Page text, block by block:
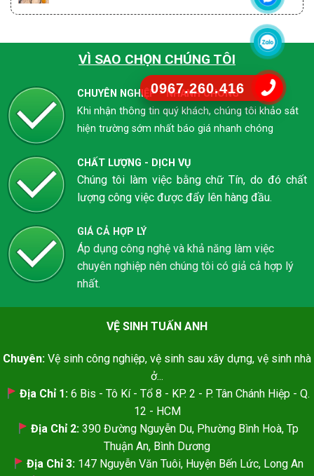
0967.260.416
VÌ SAO CHỌN CHÚNG TÔI
CHUYÊN NGHIỆP - NHANH CHÓNG
Khi nhận thông tin quý khách, chúng tôi khảo sát
hiện trường sớm nhất báo giá nhanh chóng
CHẤT LƯỢNG - DỊCH VỤ
Chúng tôi làm việc bằng chữ Tín, do đó chất
lượng công việc được đẩy lên hàng đầu.
GIÁ CẢ HỢP LÝ
Áp dụng công nghệ và khả năng làm việc
chuyên nghiệp nên chúng tôi có giả cả hợp lý
nhất.
VỆ SINH TUẤN ANH
Chuyên: Vệ sinh công nghiệp, vệ sinh sau xây dựng, vệ sinh nhà
ở...
Địa Chỉ 1: 6 Bis - Tô Kí - Tổ 8 - KP. 2 - P. Tân Chánh Hiệp - Q.
12 - HCM
Địa Chỉ 2: 390 Đường Nguyễn Du, Phường Bình Hoà, Tp
Thuận An, Bình Dương
Địa Chỉ 3:147 Nguyễn Văn Tuôi, Huyện Bến Lức, Long An